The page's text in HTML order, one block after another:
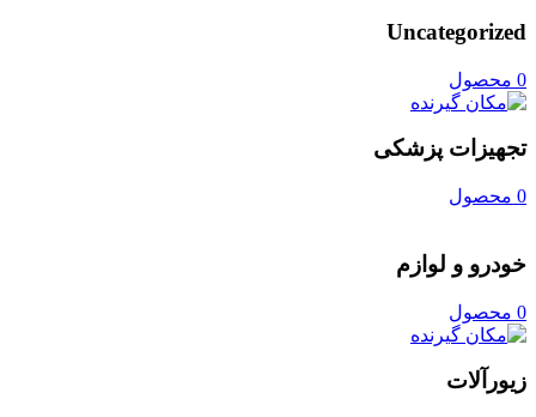
Uncategorized
0 محصول
تجهیزات پزشکی
0 محصول
خودرو و لوازم
0 محصول
زیورآلات